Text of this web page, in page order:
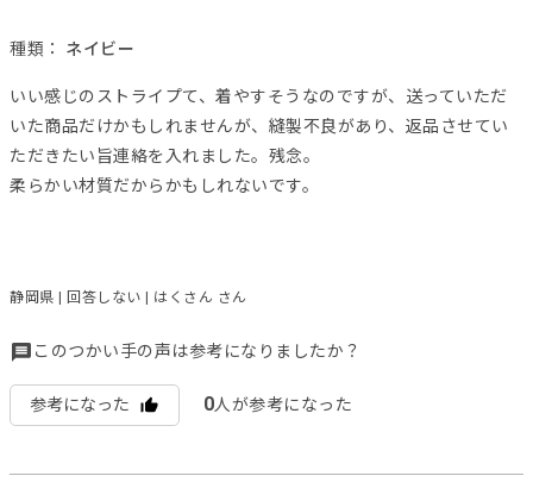
種類： ネイビー
いい感じのストライプて、着やすそうなのですが、送っていただ
いた商品だけかもしれませんが、縫製不良があり、返品させてい
ただきたい旨連絡を入れました。残念。
柔らかい材質だからかもしれないです。
静岡県 | 回答しない | はくさん さん
このつかい手の声は参考になりましたか？
参考になった 0人が参考になった